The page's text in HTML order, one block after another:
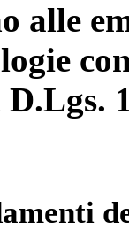
alle